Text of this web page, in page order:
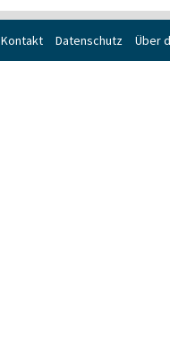
Kontakt Datenschutz Über